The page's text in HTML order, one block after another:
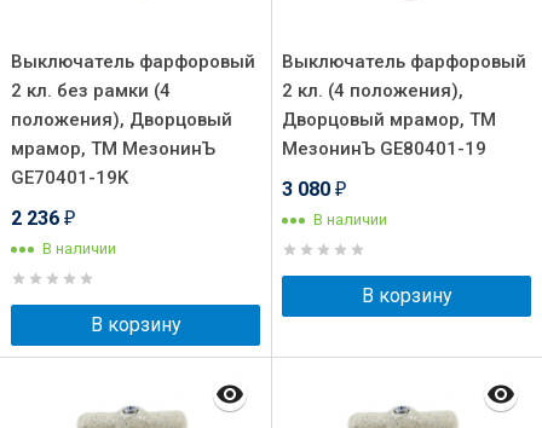
Выключатель фарфоровый
2 кл. без рамки (4
положения), Дворцовый
мрамор, ТМ МезонинЪ
GE70401-19K
2 236 ₽
В наличии
В корзину
Выключатель фарфоровый
2 кл. (4 положения),
Дворцовый мрамор, ТМ
МезонинЪ GE80401-19
3 080 ₽
В наличии
В корзину